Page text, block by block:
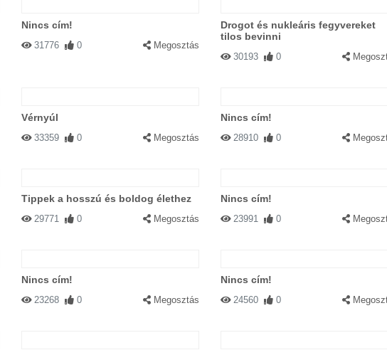
Nincs cím!
31776 0 Megosztás
Drogot és nukleáris fegyvereket
tilos bevinni
30193 0
Vérnyúl
33359 0 Megosztás
Nincs cím!
28910 0
Tippek a hosszú és boldog élethez
29771 0 Megosztás
Nincs cím!
23991 0
Nincs cím!
23268 0 Megosztás
Nincs cím!
24560 0